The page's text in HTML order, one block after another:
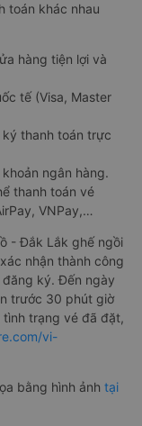
toán khác nhau
hàng tiện lợi và
tế (Visa, Master
thanh toán trực
ngân hàng.
thanh toán vé
VNPay,…
- Đắk Lắk ghế ngồi
nhận thành công
ký. Đến ngày
trước 30 phút giờ
tình trạng vé đã đặt,
vi-
bằng hình ảnh tại